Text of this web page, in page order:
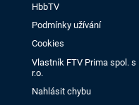
HbbTV
Podmínky užívání
Cookies
Vlastník FTV Prima spol. s
r.o.
Nahlásit chybu